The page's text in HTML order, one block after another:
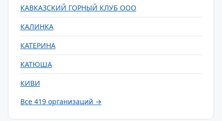
КАВКАЗСКИЙ ГОРНЫЙ КЛУБ ООО
КАЛИНКА
КАТЕРИНА
КАТЮША
КИВИ
Все 419 организаций →